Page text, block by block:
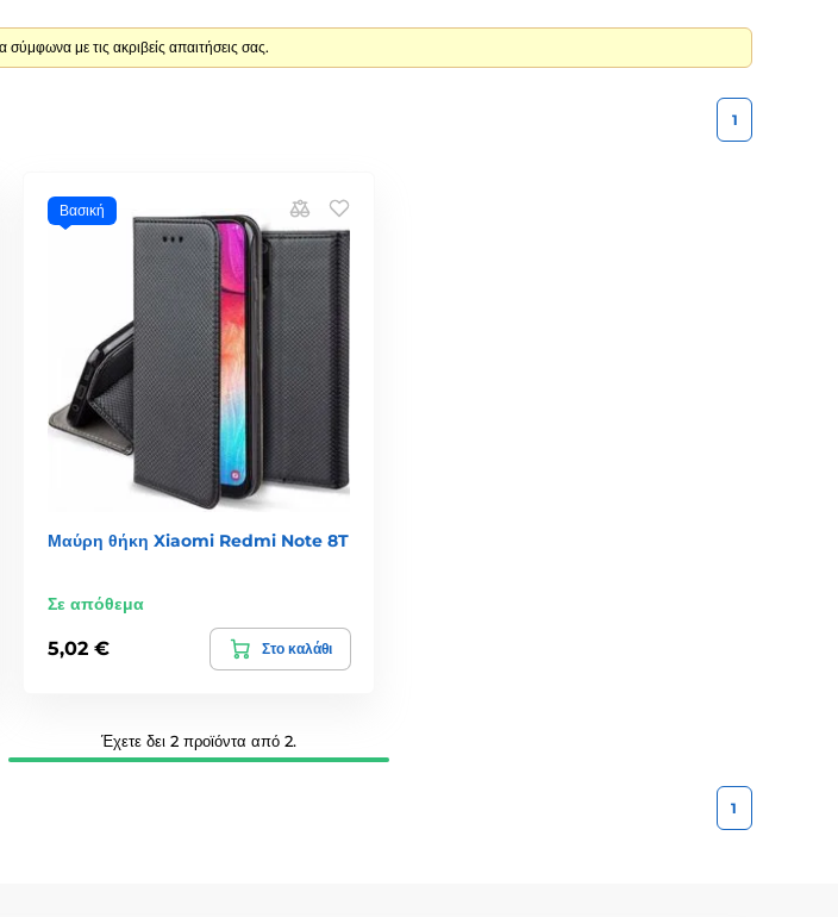
σύμφωνα με τις ακριβείς απαιτήσεις σας.
1
Βασική
Μαύρη θήκη Xiaomi Redmi Note 8T
Σε απόθεμα
5,02 € Στο καλάθι
Έχετε δει 2 προϊόντα από 2.
1